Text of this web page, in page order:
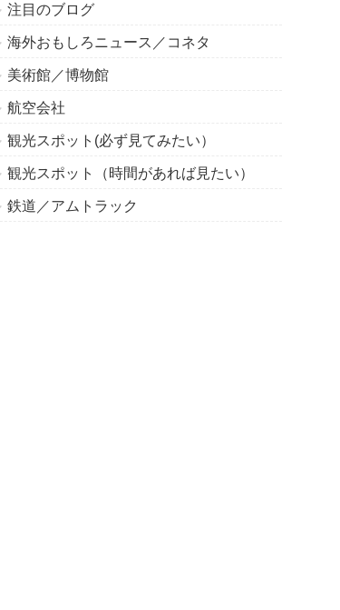
注目のブログ
海外おもしろニュース／コネタ
美術館／博物館
航空会社
観光スポット(必ず見てみたい）
観光スポット（時間があれば見たい）
鉄道／アムトラック